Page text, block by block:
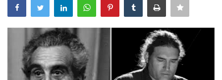
Desporto
Contactos
Sobre Nós